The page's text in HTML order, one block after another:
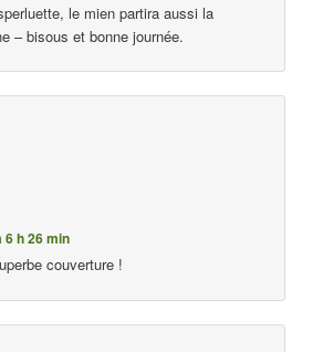
le mien partira aussi la
– bisous et bonne journée.
6 h 26 min
couverture !